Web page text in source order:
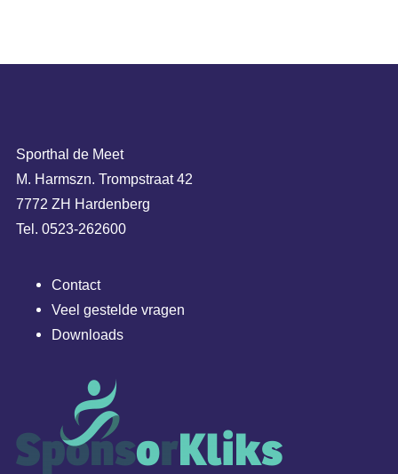
Sporthal de Meet
M. Harmszn. Trompstraat 42
7772 ZH Hardenberg
Tel. 0523-262600
Contact
Veel gestelde vragen
Downloads